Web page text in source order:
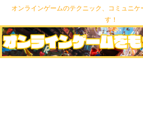
オンラインゲームのテクニック、コミュニケ
す！